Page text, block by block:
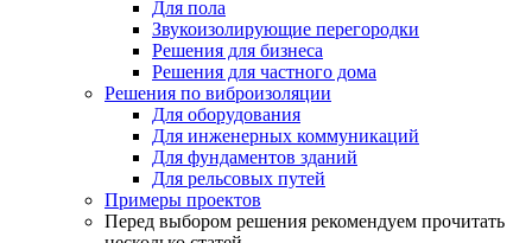
Для пола
Звукоизолирующие перегородки
Решения для бизнеса
Решения для частного дома
Решения по виброизоляции
Для оборудования
Для инженерных коммуникаций
Для фундаментов зданий
Для рельсовых путей
Примеры проектов
Перед выбором решения рекомендуем прочитать